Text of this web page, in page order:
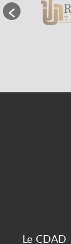
Le CDAD